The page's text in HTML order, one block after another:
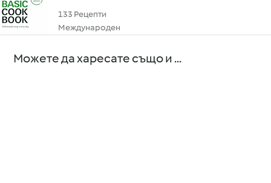
133 Рецепти
Международен
Можете да харесате също и ...